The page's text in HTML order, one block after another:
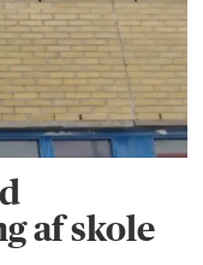
af skole